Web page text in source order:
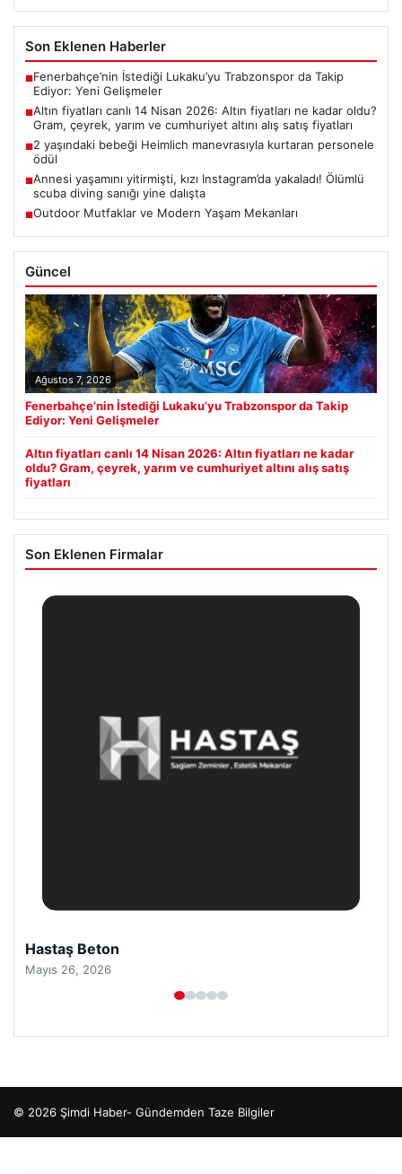
Son Eklenen Haberler
■Fenerbahçe’nin İstediği Lukaku’yu Trabzonspor da Takip
Ediyor: Yeni Gelişmeler
■Altın fiyatları canlı 14 Nisan 2026: Altın fiyatları ne kadar oldu?
Gram, çeyrek, yarım ve cumhuriyet altını alış satış fiyatları
■2 yaşındaki bebeği Heimlich manevrasıyla kurtaran personele
ödül
■Annesi yaşamını yitirmişti, kızı Instagram’da yakaladı! Ölümlü
scuba diving sanığı yine dalışta
■Outdoor Mutfaklar ve Modern Yaşam Mekanları
Güncel
Ağustos 7, 2026
Fenerbahçe’nin İstediği Lukaku’yu Trabzonspor da Takip
Ediyor: Yeni Gelişmeler
Altın fiyatları canlı 14 Nisan 2026: Altın fiyatları ne kadar
oldu? Gram, çeyrek, yarım ve cumhuriyet altını alış satış
fiyatları
Son Eklenen Firmalar
Hastaş Beton
Mayıs 26, 2026
© 2026 Şimdi Haber- Gündemden Taze Bilgiler